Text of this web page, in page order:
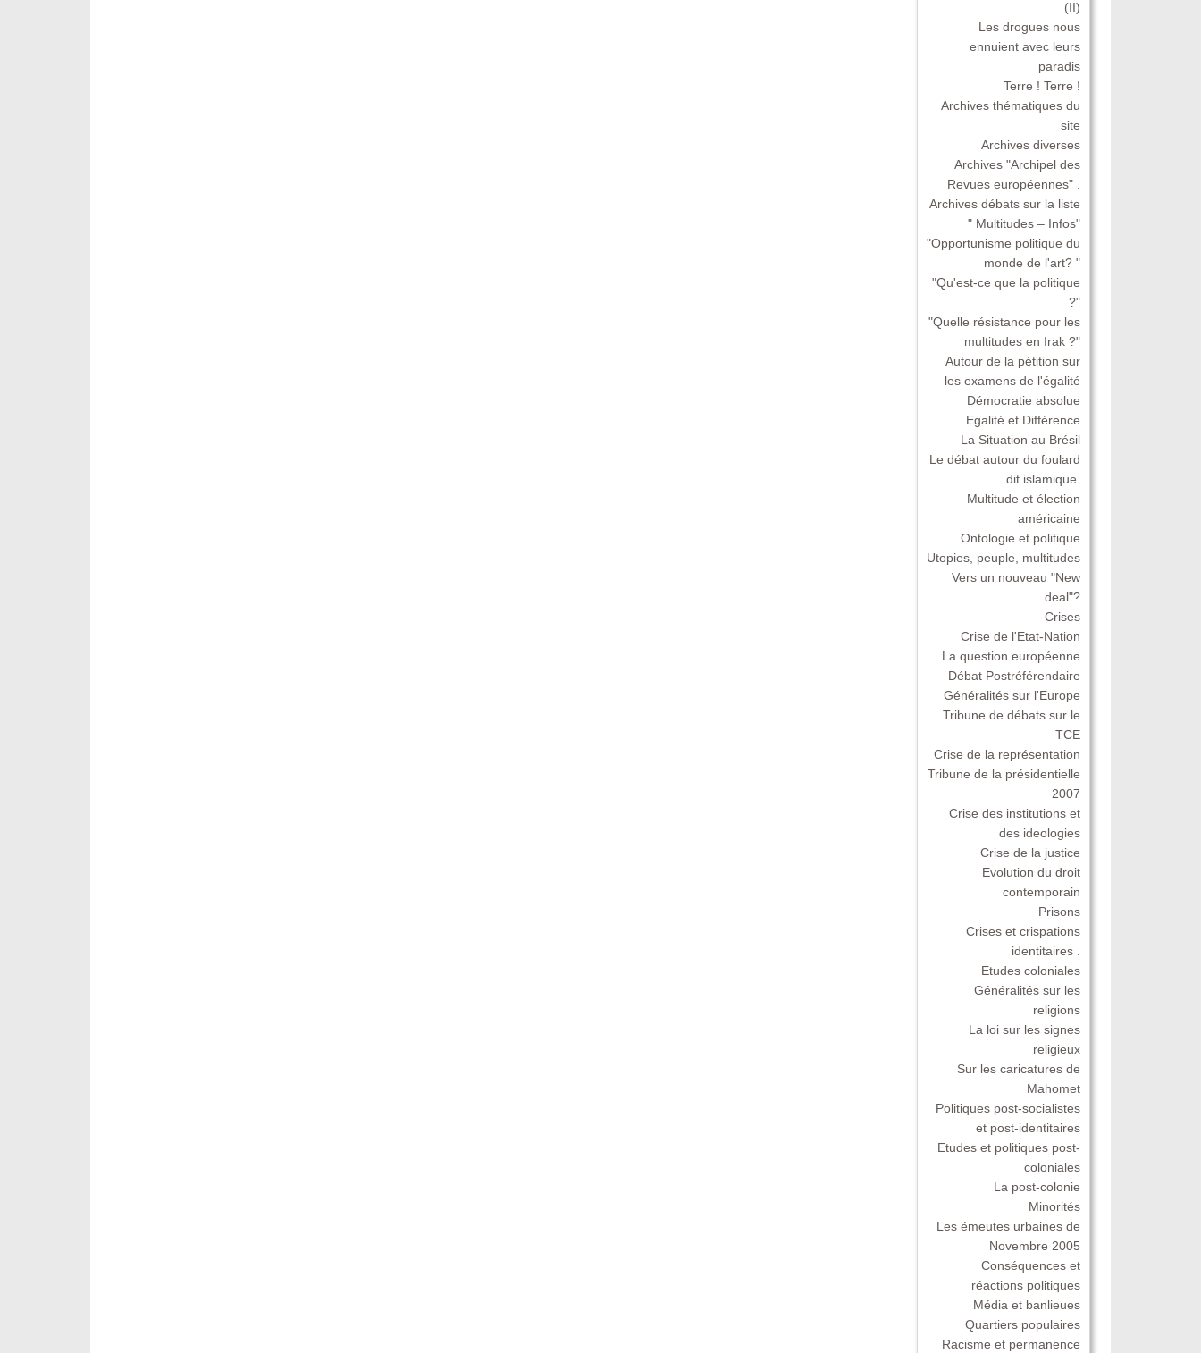
(II)
Les drogues nous
ennuient avec leurs
paradis
Terre ! Terre !
Archives thématiques du
site
Archives diverses
Archives "Archipel des
Revues européennes" .
Archives débats sur la liste
" Multitudes – Infos"
"Opportunisme politique du
monde de l'art? "
"Qu'est-ce que la politique
?"
"Quelle résistance pour les
multitudes en Irak ?"
Autour de la pétition sur
les examens de l'égalité
Démocratie absolue
Egalité et Différence
La Situation au Brésil
Le débat autour du foulard
dit islamique.
Multitude et élection
américaine
Ontologie et politique
Utopies, peuple, multitudes
Vers un nouveau "New
deal"?
Crises
Crise de l'Etat-Nation
La question européenne
Débat Postréférendaire
Généralités sur l'Europe
Tribune de débats sur le
TCE
Crise de la représentation
Tribune de la présidentielle
2007
Crise des institutions et
des ideologies
Crise de la justice
Evolution du droit
contemporain
Prisons
Crises et crispations
identitaires .
Etudes coloniales
Généralités sur les
religions
La loi sur les signes
religieux
Sur les caricatures de
Mahomet
Politiques post-socialistes
et post-identitaires
Etudes et politiques post-
coloniales
La post-colonie
Minorités
Les émeutes urbaines de
Novembre 2005
Conséquences et
réactions politiques
Média et banlieues
Quartiers populaires
Racisme et permanence